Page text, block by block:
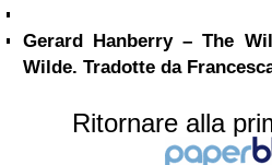
Gerard Hanberry – The
Wilde. Tradotte da
Ritornare alla